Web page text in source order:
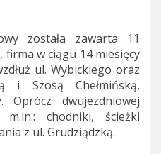
została zawarta 11
w ciągu 14 miesięcy
ul. Wybickiego oraz
i Szosą Chełmińską,
Oprócz dwujezdniowej
chodniki, ścieżki
z ul. Grudziądzką.